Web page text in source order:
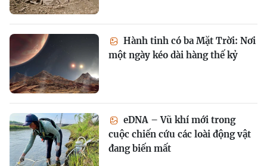
Hành tinh có ba Mặt Trời: Nơi
một ngày kéo dài hàng thế kỷ
eDNA – Vũ khí mới trong
cuộc chiến cứu các loài động vật
đang biến mất